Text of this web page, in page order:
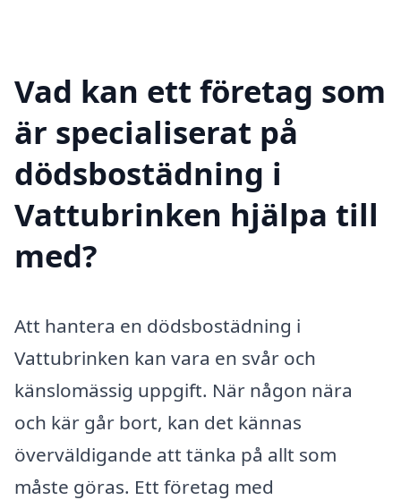
Vad kan ett företag som
är specialiserat på
dödsbostädning i
Vattubrinken hjälpa till
med?
Att hantera en dödsbostädning i
Vattubrinken kan vara en svår och
känslomässig uppgift. När någon nära
och kär går bort, kan det kännas
överväldigande att tänka på allt som
måste göras. Ett företag med